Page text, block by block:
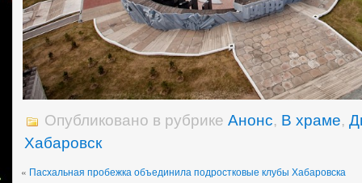
Опубликовано в рубрике Анонс, В храме,
Хабаровск
« Пасхальная пробежка объединила подростковые клубы Хабаровска